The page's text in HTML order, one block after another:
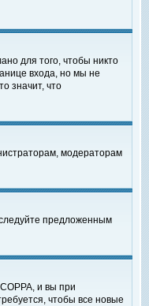
для того, чтобы никто
входа, но мы не
значит, что
модераторам
предложенным
и вы при
чтобы все новые